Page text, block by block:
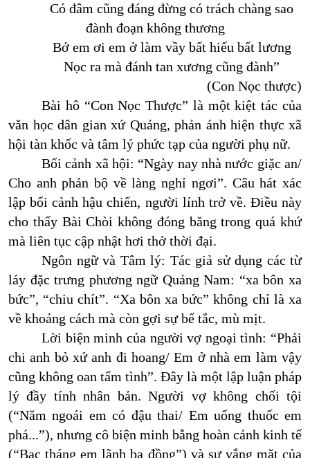
Có đâm cũng đáng đừng có trách chàng sao
đành đoạn không thương
Bớ em ơi em ở làm vầy bất hiếu bất lương
Nọc ra mà đánh tan xương cũng đành”
(Con Nọc thược)
Bài hô “Con Nọc Thược” là một kiệt tác của
văn học dân gian xứ Quảng, phản ánh hiện thực xã
hội tàn khốc và tâm lý phức tạp của người phụ nữ.
Bối cảnh xã hội: “Ngày nay nhà nước giặc an/
Cho anh phản bộ về làng nghỉ ngơi”. Câu hát xác
lập bối cảnh hậu chiến, người lính trở về. Điều này
cho thấy Bài Chòi không đóng băng trong quá khứ
mà liên tục cập nhật hơi thở thời đại.
Ngôn ngữ và Tâm lý: Tác giả sử dụng các từ
láy đặc trưng phương ngữ Quảng Nam: “xa bôn xa
bức”, “chiu chít”. “Xa bôn xa bức” không chỉ là xa
về khoảng cách mà còn gợi sự bế tắc, mù mịt.
Lời biện minh của người vợ ngoại tình: “Phải
chi anh bỏ xứ anh đi hoang/ Em ở nhà em làm vậy
cũng không oan tấm tình”. Đây là một lập luận pháp
lý đầy tính nhân bản. Người vợ không chối tội
(“Năm ngoái em có đậu thai/ Em uống thuốc em
phá...”), nhưng cô biện minh bằng hoàn cảnh kinh tế
(“Bạc tháng em lãnh ba đồng”) và sự vắng mặt của